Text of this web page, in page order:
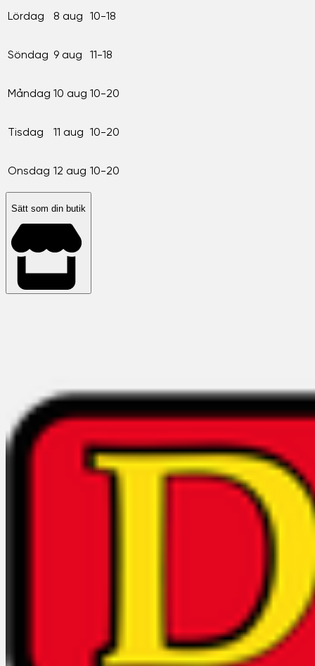
Lördag 8 aug 10-18
Söndag 9 aug 11-18
Måndag 10 aug 10-20
Tisdag 11 aug 10-20
Onsdag 12 aug 10-20
Sätt som din butik